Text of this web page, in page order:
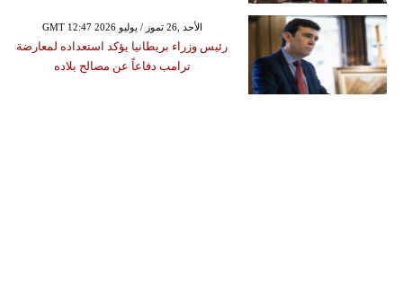
GMT 12:47 2026 الأحد ,26 تموز / يوليو
رئيس وزراء بريطانيا يؤكد استعداده لمعارضة
ترامب دفاعاً عن مصالح بلاده